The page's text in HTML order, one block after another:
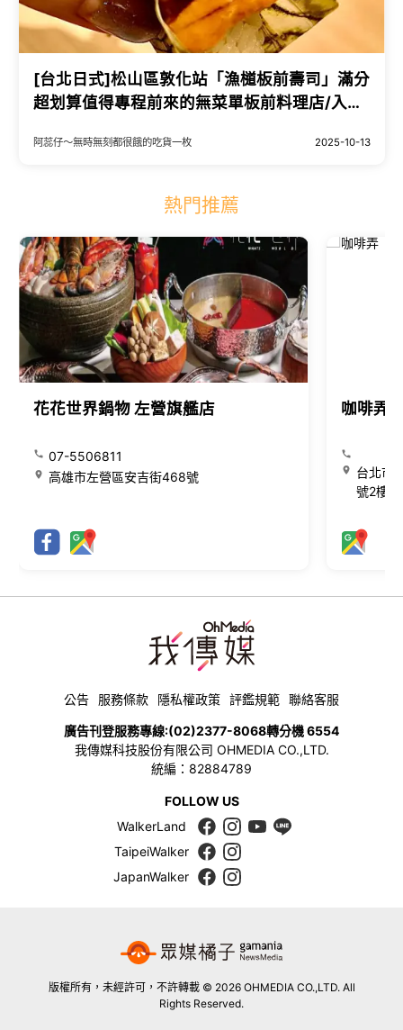
[台北日式]松山區敦化站「漁檤板前壽司」滿分
超划算值得專程前來的無菜單板前料理店/入口
整體氛圍/附菜單
阿蕊仔～無時無刻都很餓的吃貨一枚 2025-10-13
熱門推薦
花花世界鍋物 左營旗艦店
07-5506811
高雄市左營區安吉街468號
咖啡弄
台北市
號2樓
公告 服務條款 隱私權政策 評鑑規範 聯絡客服
廣告刊登服務專線:(02)2377-8068轉分機 6554
我傳媒科技股份有限公司 OHMEDIA CO.,LTD.
統編：82884789
FOLLOW US
WalkerLand
TaipeiWalker
JapanWalker
版權所有，未經許可，不許轉載 © 2026 OHMEDIA CO.,LTD. All
Rights Reserved.